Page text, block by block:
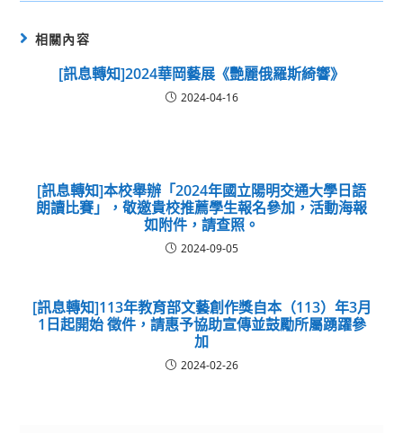
相關內容
[訊息轉知]2024華岡藝展《艷麗俄羅斯綺響》
2024-04-16
[訊息轉知]本校舉辦「2024年國立陽明交通大學日語
朗讀比賽」，敬邀貴校推薦學生報名參加，活動海報
如附件，請查照。
2024-09-05
[訊息轉知]113年教育部文藝創作獎自本（113）年3月
1日起開始 徵件，請惠予協助宣傳並鼓勵所屬踴躍參
加
2024-02-26